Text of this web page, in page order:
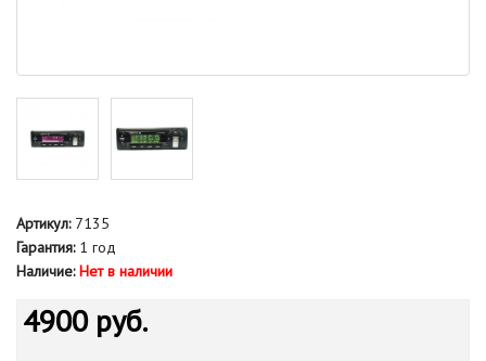
Артикул:7135
Гарантия:1 год
Наличие: Нет в наличии
4900 руб.